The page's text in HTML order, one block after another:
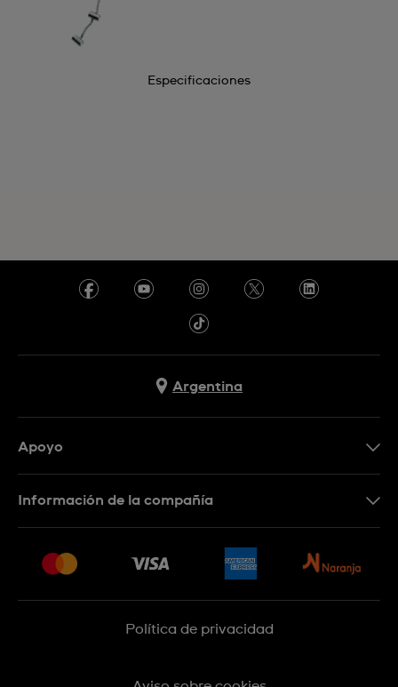
Especificaciones
Argentina
Apoyo
Información de la compañía
Empleo
Sitemap
Política de privacidad